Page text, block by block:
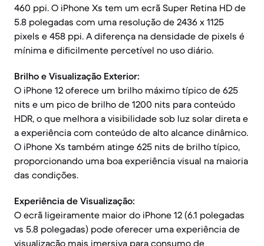
460 ppi. O iPhone Xs tem um ecrã Super Retina HD de
5.8 polegadas com uma resolução de 2436 x 1125
pixels e 458 ppi. A diferença na densidade de pixels é
mínima e dificilmente percetível no uso diário.
Brilho e Visualização Exterior:
O iPhone 12 oferece um brilho máximo típico de 625
nits e um pico de brilho de 1200 nits para conteúdo
HDR, o que melhora a visibilidade sob luz solar direta e
a experiência com conteúdo de alto alcance dinâmico.
O iPhone Xs também atinge 625 nits de brilho típico,
proporcionando uma boa experiência visual na maioria
das condições.
Experiência de Visualização:
O ecrã ligeiramente maior do iPhone 12 (6.1 polegadas
vs 5.8 polegadas) pode oferecer uma experiência de
visualização mais imersiva para consumo de